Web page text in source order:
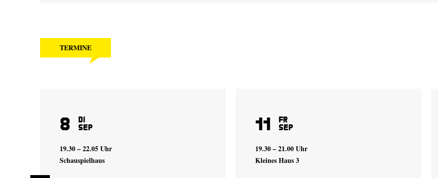
TERMINE
8 Di
Sep
19.30 – 22.05 Uhr
Schauspielhaus
11 Fr
Sep
19.30 – 21.00 Uhr
Kleines Haus 3